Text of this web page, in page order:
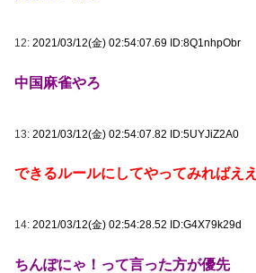
12: 2021/03/12(金) 02:54:07.69 ID:8Q1nhpObr
中国麻雀やろ
13: 2021/03/12(金) 02:54:07.82 ID:5UYJiZ2A0
できるルールにしてやってみればええ
14: 2021/03/12(金) 02:54:28.52 ID:G4X79k29d
ちんぽにゃ！って言った方が優先